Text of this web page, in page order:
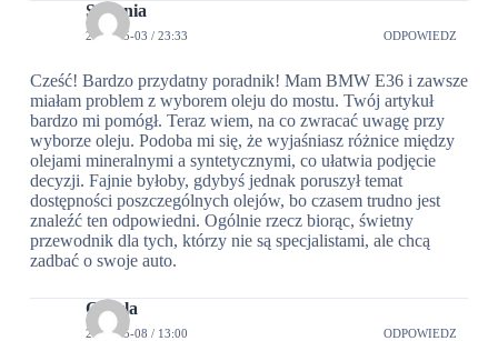
Stefania
2024-05-03 / 23:33 ODPOWIEDZ
Cześć! Bardzo przydatny poradnik! Mam BMW E36 i zawsze
miałam problem z wyborem oleju do mostu. Twój artykuł
bardzo mi pomógł. Teraz wiem, na co zwracać uwagę przy
wyborze oleju. Podoba mi się, że wyjaśniasz różnice między
olejami mineralnymi a syntetycznymi, co ułatwia podjęcie
decyzji. Fajnie byłoby, gdybyś jednak poruszył temat
dostępności poszczególnych olejów, bo czasem trudno jest
znaleźć ten odpowiedni. Ogólnie rzecz biorąc, świetny
przewodnik dla tych, którzy nie są specjalistami, ale chcą
zadbać o swoje auto.
Cyryla
2024-05-08 / 13:00 ODPOWIEDZ